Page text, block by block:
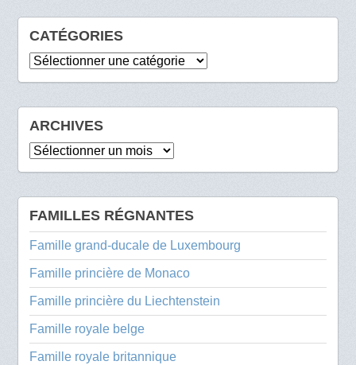
CATÉGORIES
Catégories
ARCHIVES
Archives
FAMILLES RÉGNANTES
Famille grand-ducale de Luxembourg
Famille princière de Monaco
Famille princière du Liechtenstein
Famille royale belge
Famille royale britannique